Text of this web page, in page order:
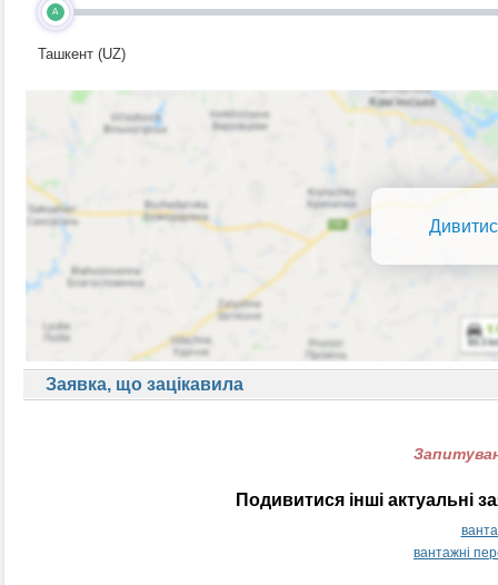
A
Ташкент (UZ)
Заявка, що зацікавила
Подивитися інші актуальні
вантажні